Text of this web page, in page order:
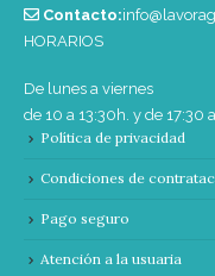
Contacto:
HORARIOS
De lunes a viernes
de 10 a 13:30h. y de 17:30
Política de privacidad
Condiciones de
Pago seguro
Atención a la usuaria